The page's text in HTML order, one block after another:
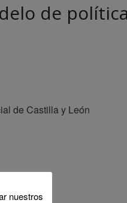
de
de Castilla y León
nuestros